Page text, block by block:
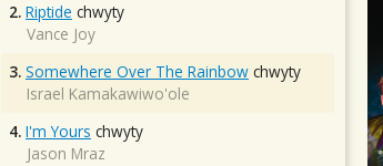
2. Riptide chwyty
Vance Joy
3. Somewhere Over The Rainbow chwyty
Israel Kamakawiwo'ole
4. I'm Yours chwyty
Jason Mraz